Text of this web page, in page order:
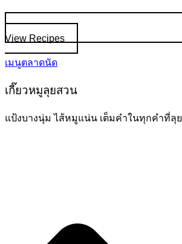
View Recipes
เมนูตลาดนัด
เกี๊ยวหมูลุยสวน
แป้งบางนุ่ม ไส้หมูแน่น เต็มคำในทุกคำที่ลุย